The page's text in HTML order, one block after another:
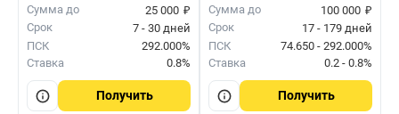
Сумма до 25 000 ₽
Срок
7 - 30 дней
ПСК
292.000%
Ставка
0.8%
Получить
Сумма до 100 000 ₽
Срок
17 - 179 дней
ПСК
74.650 - 292.000%
Ставка
0.2 - 0.8%
Получить